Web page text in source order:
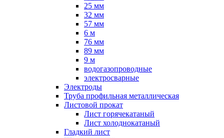
25 мм
32 мм
57 мм
6 м
76 мм
89 мм
9 м
водогазопроводные
электросварные
Электроды
Труба профильная металлическая
Листовой прокат
Лист горячекатаный
Лист холоднокатаный
Гладкий лист